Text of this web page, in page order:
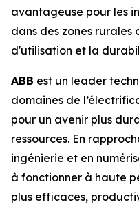
avantageuse pour les
dans des zones rurales
d'utilisation et la
ABB est un leader
domaines de
pour un avenir plus
ressources. En
ingénierie et en
à fonctionner à haute
plus efficaces,